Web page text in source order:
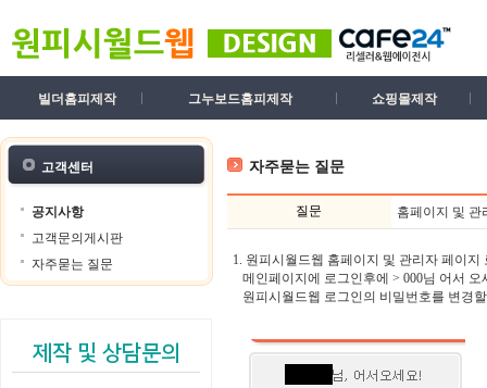
빌더홈피제작 그누보드홈피제작 쇼핑몰제작
고객센터
공지사항
고객문의게시판
자주묻는 질문
제작 및 상담문의
자주묻는 질문
질문 홈페이지 및 관
1. 원피시월드웹 홈페이지 및 관리자 페이
메인페이지에 로그인후에 > 000님 어서
원피시월드웹 로그인의 비밀번호를 변경